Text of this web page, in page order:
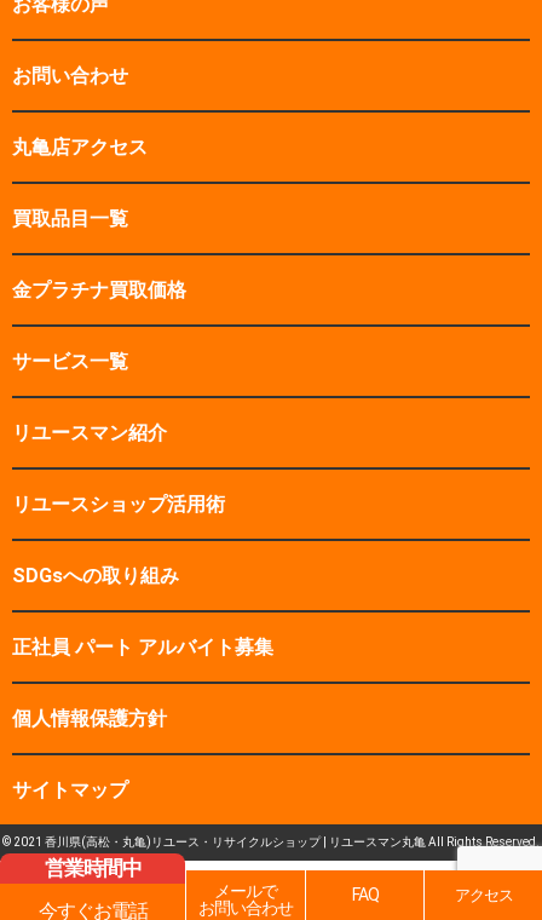
お客様の声
お問い合わせ
丸亀店アクセス
買取品目一覧
金プラチナ買取価格
サービス一覧
リユースマン紹介
リユースショップ活用術
SDGsへの取り組み
正社員 パート アルバイト募集
個人情報保護方針
サイトマップ
© 2021 香川県(高松・丸亀)リユース・リサイクルショップ | リユースマン丸亀 All Rights Reserved.
営業時間中
今すぐお電話
メールで
お問い合わせ
FAQ アクセス